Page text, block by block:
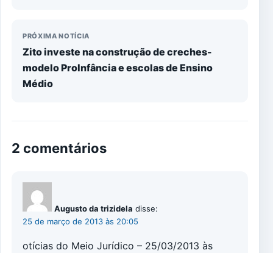
PRÓXIMA NOTÍCIA
Zito investe na construção de creches-
modelo ProInfância e escolas de Ensino
Médio
2 comentários
Augusto da trizidela disse:
25 de março de 2013 às 20:05
otícias do Meio Jurídico – 25/03/2013 às